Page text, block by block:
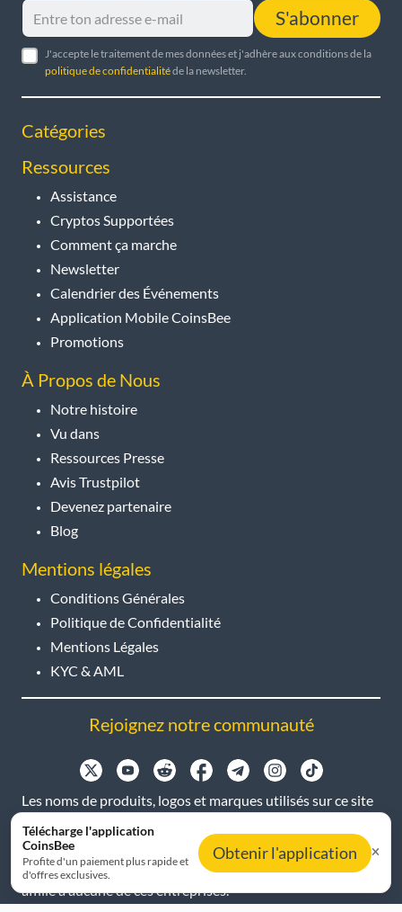
S'abonner
J'accepte le traitement de mes données et j'adhère aux conditions de la
politique de confidentialitéde la newsletter.
Catégories
Ressources
Assistance
Cryptos Supportées
Comment ça marche
Newsletter
Calendrier des Événements
Application Mobile CoinsBee
Promotions
À Propos de Nous
Notre histoire
Vu dans
Ressources Presse
Avis Trustpilot
Devenez partenaire
Blog
Mentions légales
Conditions Générales
Politique de Confidentialité
Mentions Légales
KYC & AML
Rejoignez notre communauté
Les noms de produits, logos et marques utilisés sur ce site
marques déposées et marques commerciales sont la
propriété de leurs détenteurs respectifs. Coinsbee n'est
affilié à aucune de ces entreprises.
Télécharge l'application
CoinsBee
Profite d'un paiement plus rapide et
d'offres exclusives.
Obtenir l'application